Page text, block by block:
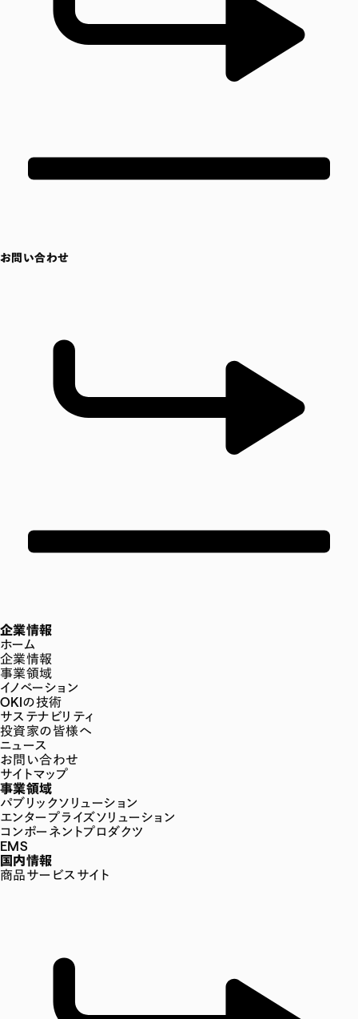
お問い合わせ
企業情報
ホーム
企業情報
事業領域
イノベーション
OKIの技術
サステナビリティ
投資家の皆様へ
ニュース
お問い合わせ
サイトマップ
事業領域
パブリックソリューション
エンタープライズソリューション
コンポーネントプロダクツ
EMS
国内情報
商品サービスサイト